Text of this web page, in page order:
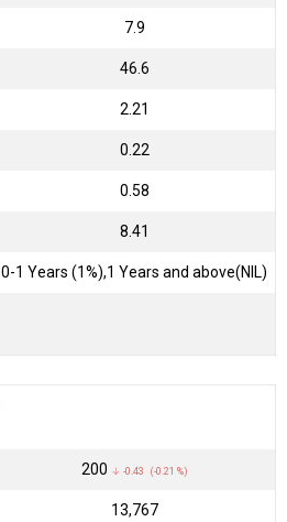
7.9
46.6
2.21
0.22
0.58
8.41
0-1 Years (1%),1 Years and above(NIL)
₹200 ↓ -0.43 (-0.21 %)
₹13,767